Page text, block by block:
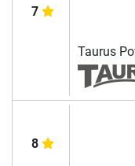
7
Taurus
8